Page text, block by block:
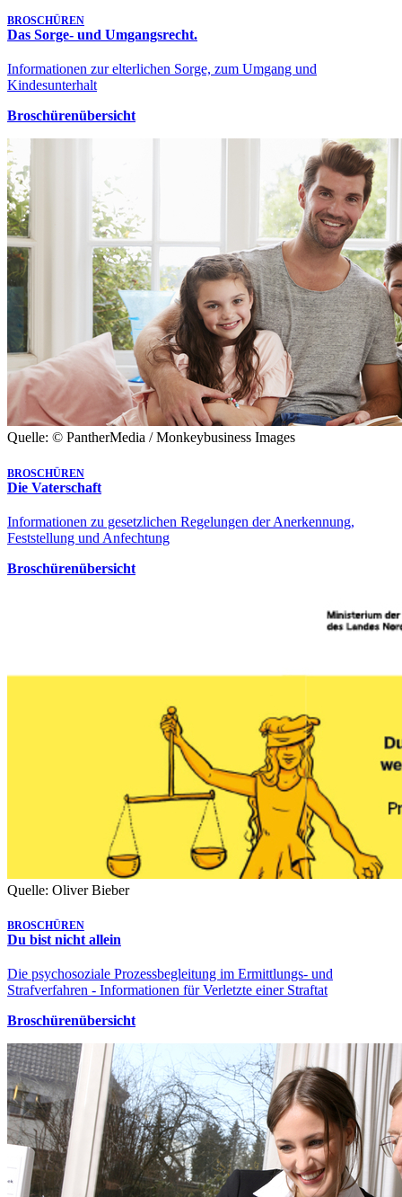
BROSCHÜREN
Das Sorge- und Umgangsrecht.
Informationen zur elterlichen Sorge, zum Umgang und
Kindesunterhalt
Broschürenübersicht
Quelle: © PantherMedia / Monkeybusiness Images
BROSCHÜREN
Die Vaterschaft
Informationen zu gesetzlichen Regelungen der Anerkennung,
Feststellung und Anfechtung
Broschürenübersicht
Quelle: Oliver Bieber
BROSCHÜREN
Du bist nicht allein
Die psychosoziale Prozessbegleitung im Ermittlungs- und
Strafverfahren - Informationen für Verletzte einer Straftat
Broschürenübersicht